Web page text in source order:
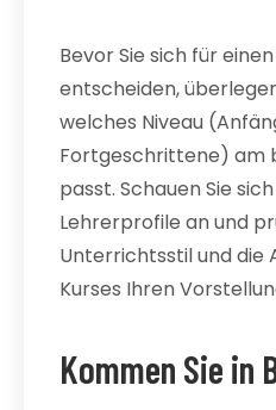
Bevor Sie sich für
entscheiden,
welches Niveau
Fortgeschrittene) am
passt. Schauen Sie
Lehrerprofile an und
Unterrichtsstil und die
Kurses Ihren
Kommen Sie in